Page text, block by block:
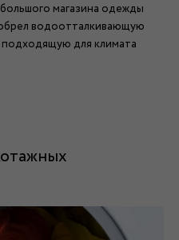
магазина одежды
водоотталкивающую
для климата